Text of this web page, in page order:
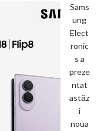
Sams
ung
Elect
ronic
s a
preze
ntat
astăz
i
noua